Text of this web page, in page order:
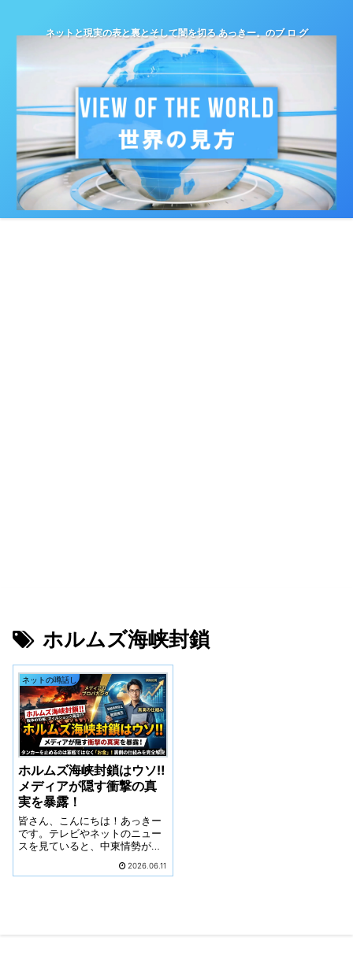
ネットと現実の表と裏とそして闇を切る あっきー。のブ ロ グ
ホルムズ海峡封鎖
ネットの噂話し
ホルムズ海峡封鎖はウソ‼️
メディアが隠す衝撃の真
実を暴露！
皆さん、こんにちは！あっきー
です。テレビやネットのニュー
スを見ていると、中東情勢が悪
封鎖の危機！」「オイルショッ
2026.06.11